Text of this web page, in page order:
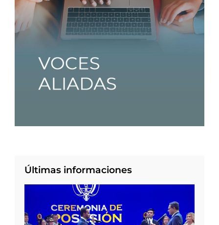
Últimas informaciones